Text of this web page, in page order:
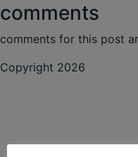
comments
comments for this post
Copyright 2026